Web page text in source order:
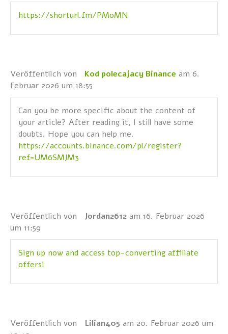
https://shorturl.fm/PMoMN
Veröffentlich von Kod polecajacy Binance am 6.
Februar 2026 um 18:55
Can you be more specific about the content of
your article? After reading it, I still have some
doubts. Hope you can help me.
https://accounts.binance.com/pl/register?
ref=UM6SMJM3
Veröffentlich von Jordan2612 am 16. Februar 2026
um 11:59
Sign up now and access top-converting affiliate
offers!
Veröffentlich von Lilian405 am 20. Februar 2026 um